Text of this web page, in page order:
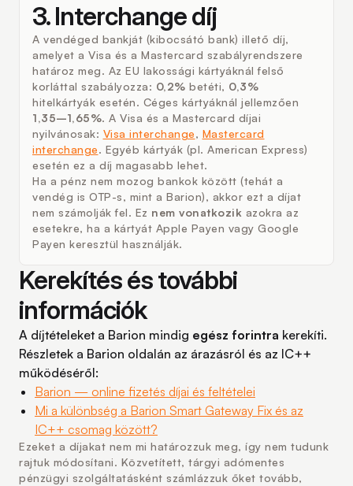
3. Interchange díj
A vendéged bankját (kibocsátó bank) illető díj,
amelyet a Visa és a Mastercard szabályrendszere
határoz meg. Az EU lakossági kártyáknál felső
korláttal szabályozza: 0,2% betéti, 0,3%
hitelkártyák esetén. Céges kártyáknál jellemzően
1,35–1,65%. A Visa és a Mastercard díjai
nyilvánosak: Visa interchange, Mastercard
interchange. Egyéb kártyák (pl. American Express)
esetén ez a díj magasabb lehet.
Ha a pénz nem mozog bankok között (tehát a
vendég is OTP-s, mint a Barion), akkor ezt a díjat
nem számolják fel. Ez nem vonatkozik azokra az
esetekre, ha a kártyát Apple Payen vagy Google
Payen keresztül használják.
Kerekítés és további
információk
A díjtételeket a Barion mindig egész forintra kerekíti.
Részletek a Barion oldalán az árazásról és az IC++
működéséről:
Barion — online fizetés díjai és feltételei
Mi a különbség a Barion Smart Gateway Fix és az
IC++ csomag között?
Ezeket a díjakat nem mi határozzuk meg, így nem tudunk
rajtuk módosítani. Közvetített, tárgyi adómentes
pénzügyi szolgáltatásként számlázzuk őket tovább,